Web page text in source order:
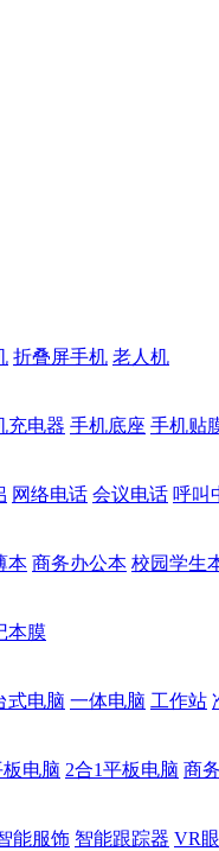
折叠屏手机 老人机
充电器 手机底座 手机贴
网络电话 会议电话 呼叫
本 商务办公本 校园学生
本膜
式电脑 一体电脑 工作站
电脑 2合1平板电脑 商
能服饰 智能跟踪器 VR